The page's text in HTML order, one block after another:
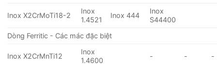
Inox X2CrMoTi18-2
Inox
1.4521
Inox 444
Inox
S44400
Dòng Ferritic - Các mác đặc biệt
Inox X2CrMnTi12
Inox
1.4600
- - -